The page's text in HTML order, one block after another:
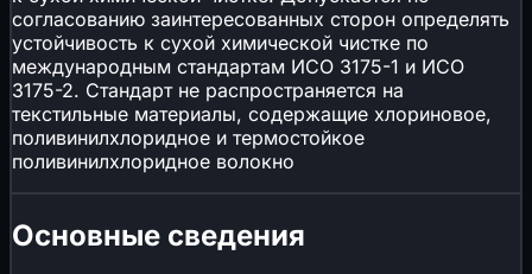
согласованию заинтересованных сторон определять
устойчивость к сухой химической чистке по
международным стандартам ИСО 3175-1 и ИСО
3175-2. Стандарт не распространяется на
текстильные материалы, содержащие хлориновое,
поливинилхлоридное и термостойкое
поливинилхлоридное волокно
Основные сведения